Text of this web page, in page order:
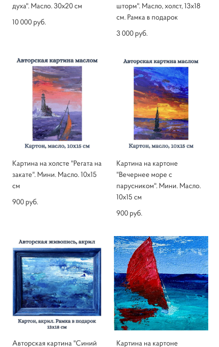
духа". Масло. 30х20 см
10 000 pуб.
шторм". Масло, холст, 13х18
см. Рамка в подарок
3 000 pуб.
Картина на холсте "Регата на
закате". Мини. Масло. 10х15
см
900 pуб.
Картина на картоне
"Вечернее море с
парусником". Мини. Масло.
10х15 см
900 pуб.
Авторская картина "Синий Картина на картоне